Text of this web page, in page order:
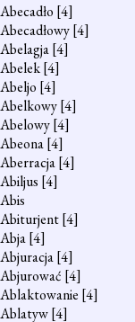
Abecadło [4]
Abecadłowy[4]
Abelagja[4]
Abelek[4]
Abeljo [4]
Abelkowy[4]
Abelowy[4]
Abeona[4]
Aberracja[4]
Abiljus [4]
Abis
Abiturjent[4]
Abja[4]
Abjuracja[4]
Abjurować [4]
Ablaktowanie [4]
Ablatyw[4]